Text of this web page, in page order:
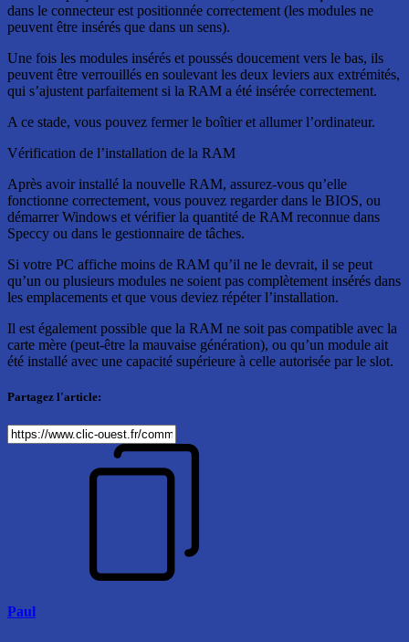
dans le connecteur est positionnée correctement (les modules ne
peuvent être insérés que dans un sens).
Une fois les modules insérés et poussés doucement vers le bas, ils
peuvent être verrouillés en soulevant les deux leviers aux extrémités,
qui s’ajustent parfaitement si la RAM a été insérée correctement.
A ce stade, vous pouvez fermer le boîtier et allumer l’ordinateur.
Vérification de l’installation de la RAM
Après avoir installé la nouvelle RAM, assurez-vous qu’elle
fonctionne correctement, vous pouvez regarder dans le BIOS, ou
démarrer Windows et vérifier la quantité de RAM reconnue dans
Speccy ou dans le gestionnaire de tâches.
Si votre PC affiche moins de RAM qu’il ne le devrait, il se peut
qu’un ou plusieurs modules ne soient pas complètement insérés dans
les emplacements et que vous deviez répéter l’installation.
Il est également possible que la RAM ne soit pas compatible avec la
carte mère (peut-être la mauvaise génération), ou qu’un module ait
été installé avec une capacité supérieure à celle autorisée par le slot.
Partagez l'article:
Paul